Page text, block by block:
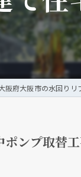
阪府大阪市の水回りリ
ンプ取替